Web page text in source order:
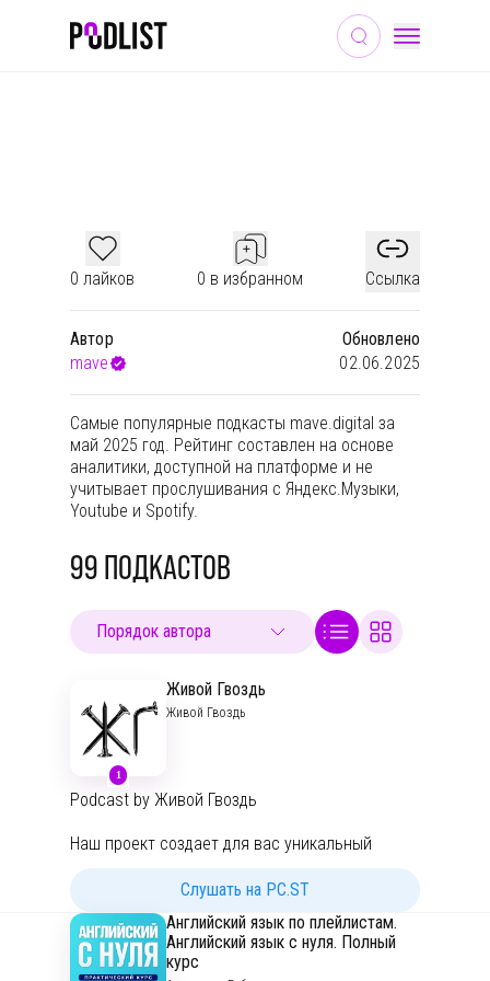
0 лайков 0 в избранном Ссылка
Автор
mave
Обновлено
02.06.2025
Самые популярные подкасты mave.digital за
май 2025 год. Рейтинг составлен на основе
аналитики, доступной на платформе и не
учитывает прослушивания с Яндекс.Музыки,
Youtube и Spotify.
99ПОДКАСТОВ
1
Живой Гвоздь
Живой Гвоздь
Podcast by Живой Гвоздь
Наш проект создает для вас уникальный
политологов, экономистов, социологов и
других экспертов. О политике, экономике,
событиях в мире и стране. Как поступить с
финансами и что нас ждет в будущем?
Ответят гости наших эфиров.
Слушать на PC.ST
Английский язык по плейлистам.
Английский язык с нуля. Полный
курс